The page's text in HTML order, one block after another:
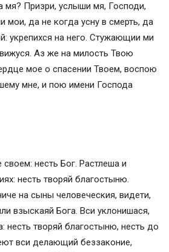
мя? Призри, услыши мя, Господи,
мои, да не когда усну в смерть, да
укрепихся на него. Стужающии ми
Аз же на милость Твою
мое о спасении Твоем, воспою
мне, и пою имени Господа
несть Бог. Растлеша и
несть творяй благостыню.
на сыны человеческия, видети,
взыскаяй Бога. Bcи уклонишася,
несть творяй благостыню, несть до
вси делающий беззаконие,